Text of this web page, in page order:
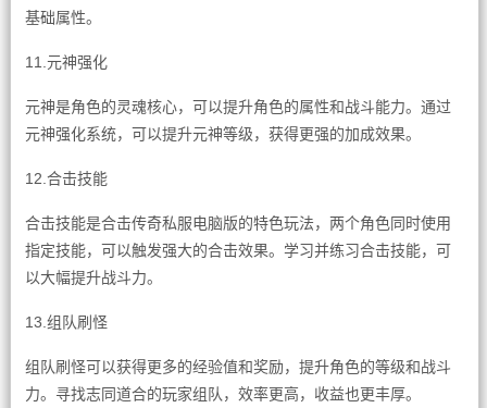
基础属性。
11.元神强化
元神是角色的灵魂核心，可以提升角色的属性和战斗能力。通过
元神强化系统，可以提升元神等级，获得更强的加成效果。
12.合击技能
合击技能是合击传奇私服电脑版的特色玩法，两个角色同时使用
指定技能，可以触发强大的合击效果。学习并练习合击技能，可
以大幅提升战斗力。
13.组队刷怪
组队刷怪可以获得更多的经验值和奖励，提升角色的等级和战斗
力。寻找志同道合的玩家组队，效率更高，收益也更丰厚。